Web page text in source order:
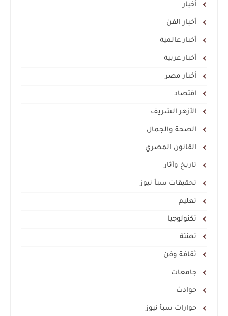
أخبار
أخبار الفن
أخبار عالمية
أخبار عربية
أخبار مصر
اقتصاد
الأزهر الشريف
الصحة والجمال
القانون المصري
تاريخ وآثار
تحقيقات سبأ نيوز
تعليم
تكنولوجيا
تهنئة
ثقافة وفن
جامعات
حوادث
حوارات سبأ نيوز